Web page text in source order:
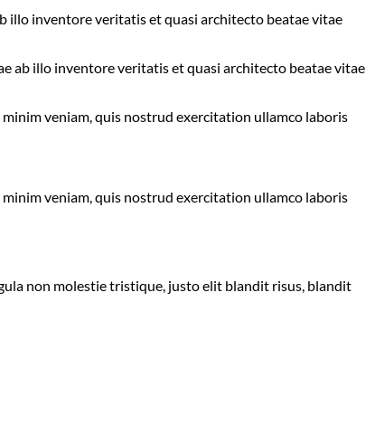
illo inventore veritatis et quasi architecto beatae vitae
ab illo inventore veritatis et quasi architecto beatae vitae
veniam, quis nostrud exercitation ullamco laboris
veniam, quis nostrud exercitation ullamco laboris
non molestie tristique, justo elit blandit risus, blandit